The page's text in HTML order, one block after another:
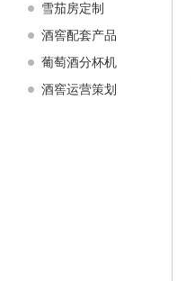
雪茄房定制
酒窖配套产品
葡萄酒分杯机
酒窖运营策划